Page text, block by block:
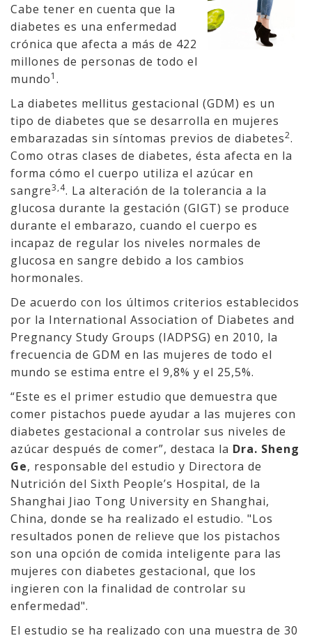
Cabe tener en cuenta que la
diabetes es una enfermedad
crónica que afecta a más de 422
millones de personas de todo el
mundo1 .
La diabetes mellitus gestacional (GDM) es un
tipo de diabetes que se desarrolla en mujeres
embarazadas sin síntomas previos de diabetes2.
Como otras clases de diabetes, ésta afecta en la
forma cómo el cuerpo utiliza el azúcar en
sangre3,4. La alteración de la tolerancia a la
glucosa durante la gestación (GIGT) se produce
durante el embarazo, cuando el cuerpo es
incapaz de regular los niveles normales de
glucosa en sangre debido a los cambios
hormonales.
De acuerdo con los últimos criterios establecidos
por la International Association of Diabetes and
Pregnancy Study Groups (IADPSG) en 2010, la
frecuencia de GDM en las mujeres de todo el
mundo se estima entre el 9,8% y el 25,5%.
“Este es el primer estudio que demuestra que
comer pistachos puede ayudar a las mujeres con
diabetes gestacional a controlar sus niveles de
azúcar después de comer”, destaca la Dra. Sheng
Ge, responsable del estudio y Directora de
Nutrición del Sixth People’s Hospital, de la
Shanghai Jiao Tong University en Shanghai,
China, donde se ha realizado el estudio. "Los
resultados ponen de relieve que los pistachos
son una opción de comida inteligente para las
mujeres con diabetes gestacional, que los
ingieren con la finalidad de controlar su
enfermedad".
El estudio se ha realizado con una muestra de 30